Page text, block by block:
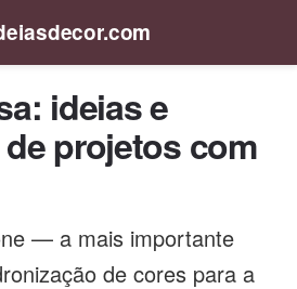
ideias e
projetos com
— a mais importante
de cores para a